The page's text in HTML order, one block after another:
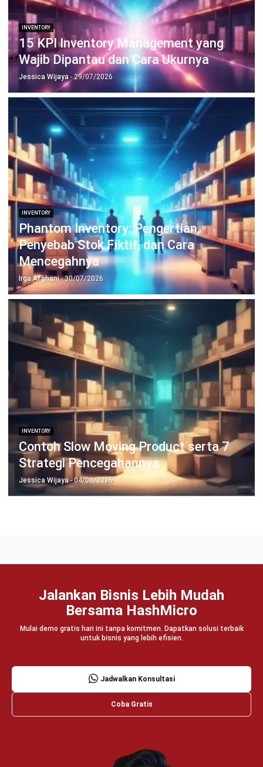
HashMicro Penyedia solusi ERP dengan rangkaian software
terlengkap untuk berbagai jenis industri, yang dapat
disesuaikan dengan kebutuhan setiap bisnis.
PRODUK
Inventory
CRM
Leads
Invoicing
Accounting
Procurement
POS (Point of Sales)
HRM
WMS
INDUSTRI
Engineering
Mining
FnB
Central Kitchen
HUBUNGI KAMI
Jalan Balikpapan Raya No. 9 A - C, Daerah Khusus Ibukota
Jakarta 10160
021 5099 6750
+62-812-2284-6776
hello@hashmicro.co.id
partnership@hashmicro.com
© BusinessTech by Hashmicro